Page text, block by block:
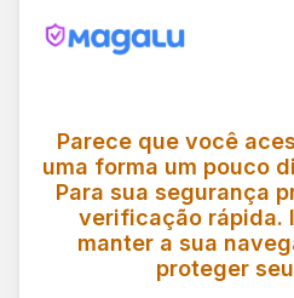
Parece que você
uma forma um pouco
Para sua segurança
verificação rápida.
manter a sua
proteger